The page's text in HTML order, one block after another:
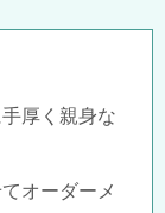
厚く親身な
オーダーメ